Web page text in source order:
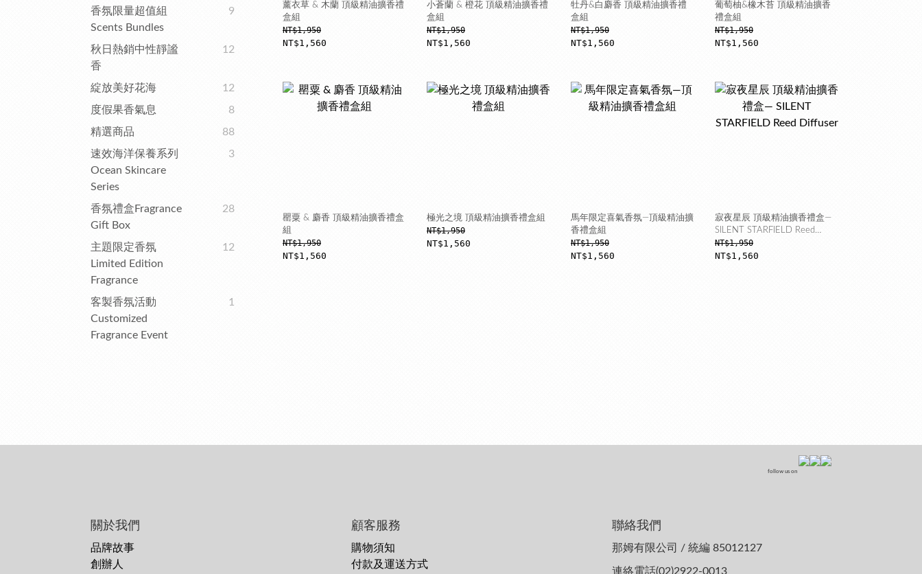
香氛限量超值組
Scents Bundles
9
秋日熱銷中性靜謐
香
12
綻放美好花海
12
度假果香氣息
8
精選商品
88
速效海洋保養系列
Ocean Skincare
Series
3
香氛禮盒Fragrance
Gift Box
28
主題限定香氛
Limited Edition
Fragrance
12
客製香氛活動
Customized
Fragrance Event
1
薰衣草 & 木蘭 頂級精油擴香禮
盒組
NT$1,950
NT$1,560
小蒼蘭 & 橙花 頂級精油擴香禮
盒組
NT$1,950
NT$1,560
牡丹&白麝香 頂級精油擴香禮
盒組
NT$1,950
NT$1,560
葡萄柚&橡木苔 頂級精油擴香
禮盒組
NT$1,950
NT$1,560
罌粟 & 麝香 頂級精油擴香禮盒
組
NT$1,950
NT$1,560
極光之境 頂級精油擴香禮盒組
NT$1,950
NT$1,560
馬年限定喜氣香氛—頂級精油擴
香禮盒組
NT$1,950
NT$1,560
寂夜星辰 頂級精油擴香禮盒—
SILENT STARFIELD Reed
Diffuser
NT$1,950
NT$1,560
follow us on
關於我們
品牌故事
創辦人
顧客服務
購物須知
付款及運送方式
聯絡我們
那姆有限公司 / 統編 85012127
連絡電話(02)2922-0013